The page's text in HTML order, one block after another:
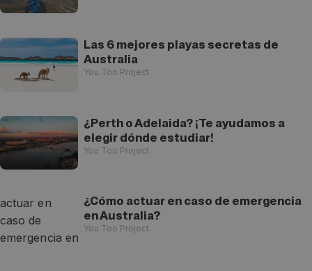
Las 6 mejores playas secretas de
Australia
You Too Project
¿Perth o Adelaida? ¡Te ayudamos a
elegir dónde estudiar!
You Too Project
¿Cómo actuar en caso de emergencia
en Australia?
You Too Project